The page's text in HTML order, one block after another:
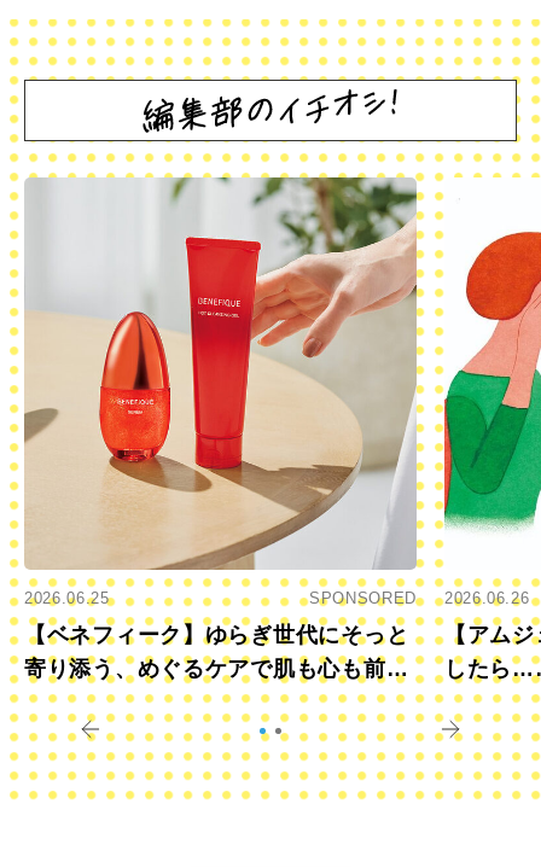
2026.06.25 SPONSORED
【ベネフィーク】ゆらぎ世代にそっと
寄り添う、めぐるケアで肌も心も前向
きに
2026.06.26
【アムジ
したら
すか？